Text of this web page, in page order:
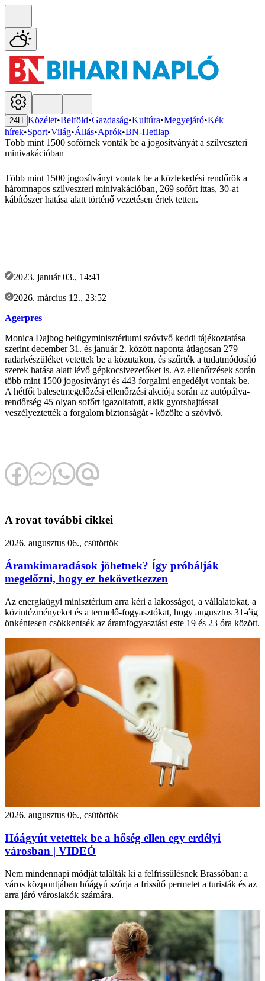
24H Közélet•Belföld•Gazdaság•Kultúra•Megyejáró•Kék
hírek•Sport•Világ•Állás•Aprók•BN-Hetilap
Több mint 1500 sofőrnek vonták be a jogosítványát a szilveszteri
minivakációban
Több mint 1500 jogosítványt vontak be a közlekedési rendőrök a
háromnapos szilveszteri minivakációban, 269 sofőrt ittas, 30-at
kábítószer hatása alatt történő vezetésen értek tetten.
2023. január 03., 14:41
2026. március 12., 23:52
Agerpres
Monica Dajbog belügyminisztériumi szóvivő keddi tájékoztatása
szerint december 31. és január 2. között naponta átlagosan 279
radarkészüléket vetettek be a közutakon, és szűrték a tudatmódosító
szerek hatása alatt lévő gépkocsivezetőket is. Az ellenőrzések során
több mint 1500 jogosítványt és 443 forgalmi engedélyt vontak be.
A hétfői balesetmegelőzési ellenőrzési akciója során az autópálya-
rendőrség 45 olyan sofőrt igazoltatott, akik gyorshajtással
veszélyeztették a forgalom biztonságát - közölte a szóvivő.
A rovat további cikkei
2026. augusztus 06., csütörtök
Áramkimaradások jöhetnek? Így próbálják
megelőzni, hogy ez bekövetkezzen
Az energiaügyi minisztérium arra kéri a lakosságot, a vállalatokat, a
közintézményeket és a termelő-fogyasztókat, hogy augusztus 31-éig
önkéntesen csökkentsék az áramfogyasztást este 19 és 23 óra között.
2026. augusztus 06., csütörtök
Hóágyút vetettek be a hőség ellen egy erdélyi
városban | VIDEÓ
Nem mindennapi módját találták ki a felfrissülésnek Brassóban: a
város központjában hóágyú szórja a frissítő permetet a turisták és az
arra járó városlakók számára.